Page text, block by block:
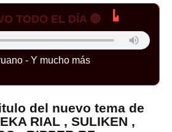
TODO EL DÍA 🔴
- Y mucho más
del nuevo tema de
RIAL , SULIKEN ,